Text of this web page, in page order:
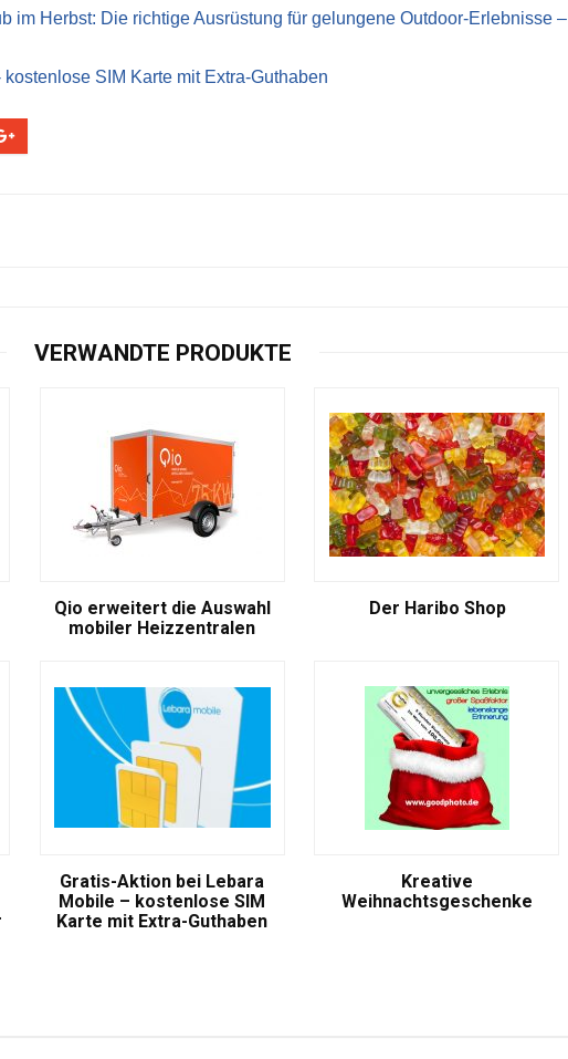
im Herbst: Die richtige Ausrüstung für gelungene Outdoor-Erlebnisse –
SIM Karte mit Extra-Guthaben
VERWANDTE PRODUKTE
Qio erweitert die Auswahl
mobiler Heizzentralen
Der Haribo Shop
Gratis-Aktion bei Lebara
Mobile – kostenlose SIM
Karte mit Extra-Guthaben
Kreative
Weihnachtsgeschenke